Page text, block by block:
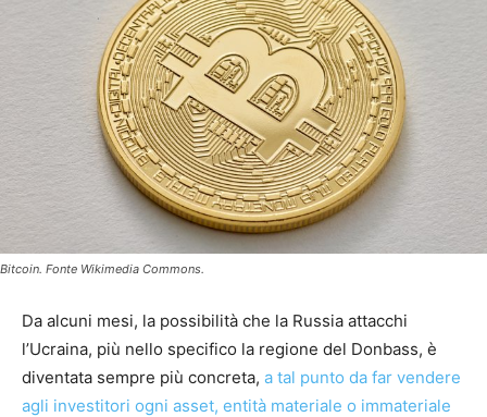
Bitcoin. Fonte Wikimedia Commons.
Da alcuni mesi, la possibilità che la Russia attacchi
l’Ucraina, più nello specifico la regione del Donbass, è
diventata sempre più concreta, a tal punto da far vendere
agli investitori ogni asset, entità materiale o immateriale